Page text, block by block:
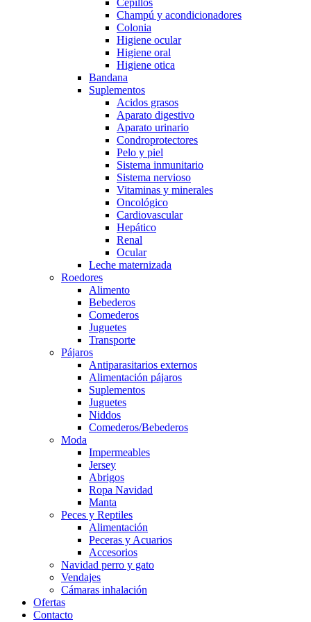
Cepillos
Champú y acondicionadores
Colonia
Higiene ocular
Higiene oral
Higiene otica
Bandana
Suplementos
Acidos grasos
Aparato digestivo
Aparato urinario
Condroprotectores
Pelo y piel
Sistema inmunitario
Sistema nervioso
Vitaminas y minerales
Oncológico
Cardiovascular
Hepático
Renal
Ocular
Leche maternizada
Roedores
Alimento
Bebederos
Comederos
Juguetes
Transporte
Pájaros
Antiparasitarios externos
Alimentación pájaros
Suplementos
Juguetes
Niddos
Comederos/Bebederos
Moda
Impermeables
Jersey
Abrigos
Ropa Navidad
Manta
Peces y Reptiles
Alimentación
Peceras y Acuarios
Accesorios
Navidad perro y gato
Vendajes
Cámaras inhalación
Ofertas
Contacto